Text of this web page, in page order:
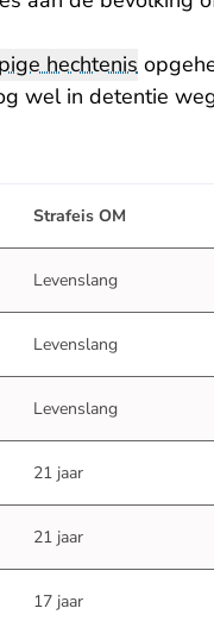
hechtenis
wel in detentie
Strafeis OM
Levenslang
Levenslang
Levenslang
21 jaar
21 jaar
17 jaar